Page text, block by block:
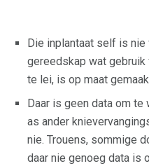
Die inplantaat self is
gereedskap wat
te lei, is op maat
Daar is geen data om
as ander
nie. Trouens, sommige
daar nie genoeg data is